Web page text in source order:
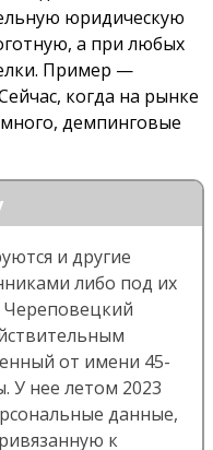
юридическую
а при любых
Пример —
когда на рынке
демпинговые
и другие
либо под их
Череповецкий
от имени 45-
У нее летом 2023
данные,
к